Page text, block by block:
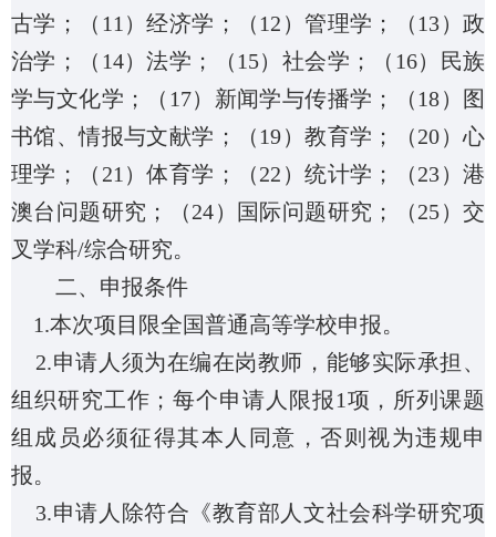
古学；（ 11）经济学；（12 ）管理学；（13）政
治学；（ 14）法学；（15）社会学；（ 16）民族
学与文化学；（ 17）新闻学与传播学；（18）图
书馆、情报与文献学；（19）教育学；（20）心
理学；（21）体育学；（22 ）统计学；（23）港
澳台问题研究；（24）国际问题研究；（25）交
叉学科/综合研究。
二、申报条件
1.本次项目限全国普通高等学校申报。
2.申请人须为在编在岗教师，能够实际承担、
组织研究工作；每个申请人限报1项，所列课题
组成员必须征得其本人同意，否则视为违规申
报。
3.申请人除符合《教育部人文社会科学研究项